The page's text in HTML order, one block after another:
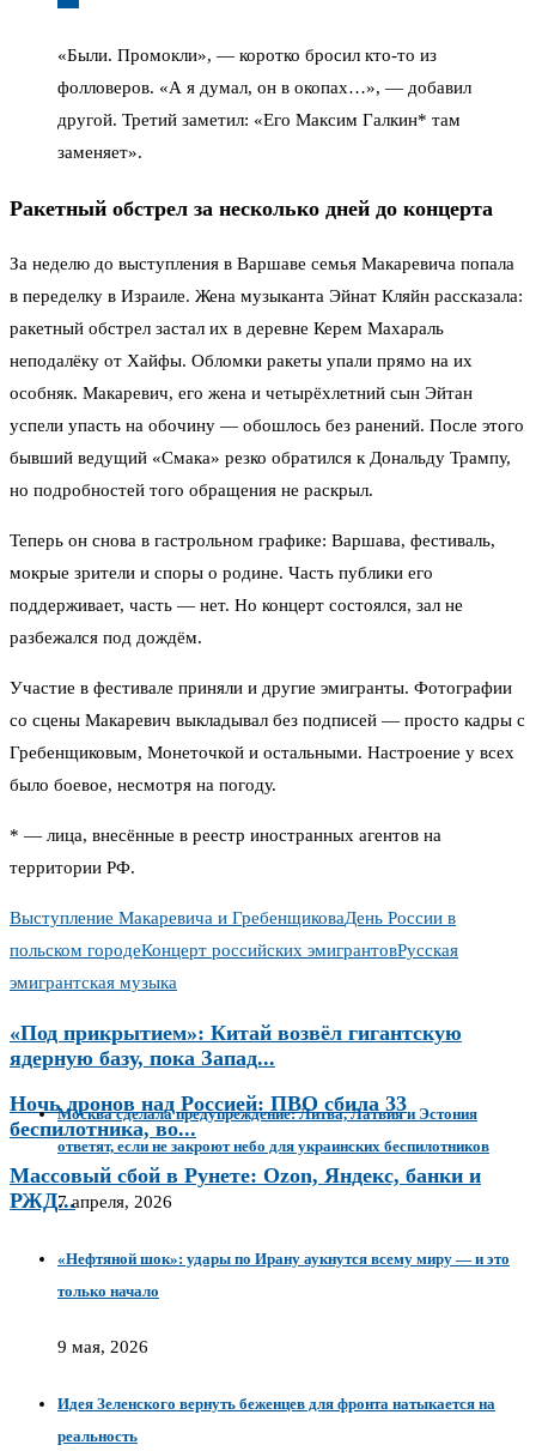
«Были. Промокли», — коротко бросил кто-то из
фолловеров. «А я думал, он в окопах…», — добавил
другой. Третий заметил: «Его Максим Галкин* там
заменяет».
Ракетный обстрел за несколько дней до концерта
За неделю до выступления в Варшаве семья Макаревича попала
в переделку в Израиле. Жена музыканта Эйнат Кляйн рассказала:
ракетный обстрел застал их в деревне Керем Махараль
неподалёку от Хайфы. Обломки ракеты упали прямо на их
особняк. Макаревич, его жена и четырёхлетний сын Эйтан
успели упасть на обочину — обошлось без ранений. После этого
бывший ведущий «Смака» резко обратился к Дональду Трампу,
но подробностей того обращения не раскрыл.
Теперь он снова в гастрольном графике: Варшава, фестиваль,
мокрые зрители и споры о родине. Часть публики его
поддерживает, часть — нет. Но концерт состоялся, зал не
разбежался под дождём.
Участие в фестивале приняли и другие эмигранты. Фотографии
со сцены Макаревич выкладывал без подписей — просто кадры с
Гребенщиковым, Монеточкой и остальными. Настроение у всех
было боевое, несмотря на погоду.
* — лица, внесённые в реестр иностранных агентов на
территории РФ.
Выступление Макаревича и ГребенщиковаДень России в
польском городеКонцерт российских эмигрантовРусская
эмигрантская музыка
«Под прикрытием»: Китай возвёл гигантскую
ядерную базу, пока Запад...
Ночь дронов над Россией: ПВО сбила 33
беспилотника, во...
Массовый сбой в Рунете: Ozon, Яндекс, банки и
РЖД...
Москва сделала предупреждение: Литва, Латвия и Эстония
ответят, если не закроют небо для украинских беспилотников
7 апреля, 2026
«Нефтяной шок»: удары по Ирану аукнутся всему миру — и это
только начало
9 мая, 2026
Идея Зеленского вернуть беженцев для фронта натыкается на
реальность